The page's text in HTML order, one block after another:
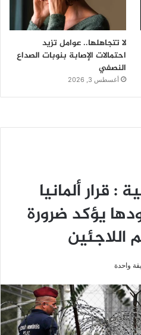
لا تتجاهلها.. عوامل تزيد
احتمالات الإصابة بنوبات الصداع
النصفي
أغسطس 3, 2026